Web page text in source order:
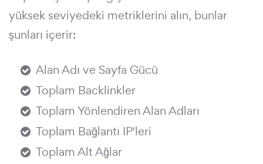
yüksek seviyedeki metriklerini alın, bunlar
şunları içerir:
Alan Adı ve Sayfa Gücü
Toplam Backlinkler
Toplam Yönlendiren Alan Adları
Toplam Bağlantı IP'leri
Toplam Alt Ağlar